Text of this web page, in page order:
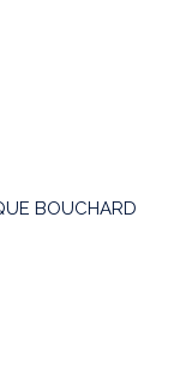
BOUCHARD